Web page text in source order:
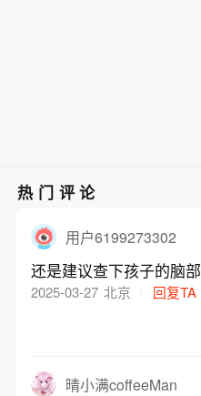
热门评论
用户6199273302
还是建议查下孩子的脑部
2025-03-27 北京 回复TA
晴小满coffeeMan